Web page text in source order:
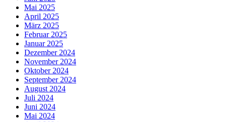
Mai 2025
April 2025
März 2025
Februar 2025
Januar 2025
Dezember 2024
November 2024
Oktober 2024
September 2024
August 2024
Juli 2024
Juni 2024
Mai 2024